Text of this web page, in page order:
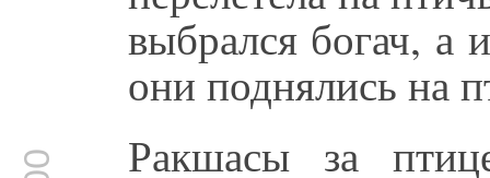
выбрался богач, а
они поднялись на
Ракшасы за